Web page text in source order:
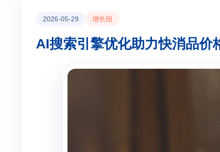
2026-05-29 增长组
AI搜索引擎优化助力快消品价